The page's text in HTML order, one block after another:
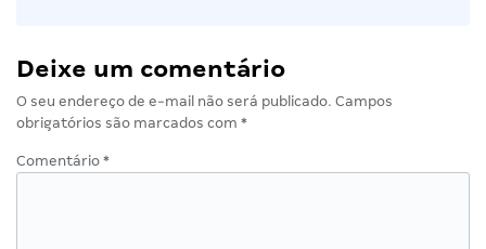
Deixe um comentário
O seu endereço de e-mail não será publicado. Campos
obrigatórios são marcados com *
Comentário *